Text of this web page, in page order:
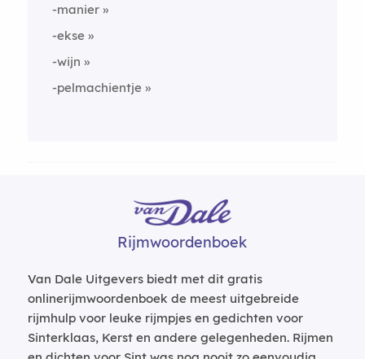
-manier
-ekse
-wijn
-pelmachientje
Rijmwoordenboek
Van Dale Uitgevers biedt met dit gratis
onlinerijmwoordenboek de meest uitgebreide
rijmhulp voor leuke rijmpjes en gedichten voor
Sinterklaas, Kerst en andere gelegenheden. Rijmen